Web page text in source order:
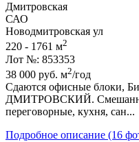
Дмитровская
САО
Новодмитровская ул
220 - 1761 м2
Лот №: 853353
38 000 руб. м2/год
Сдаются офисные блоки,­
ДМИТРОВСКИЙ.
переговорные,­ кухня,­ сан...
Подробное описание (16